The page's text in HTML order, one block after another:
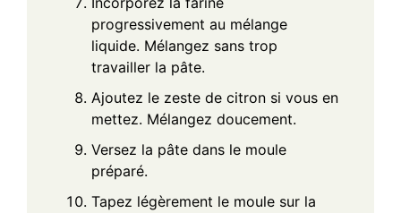
progressivement au mélange
liquide. Mélangez sans trop
travailler la pâte.
Ajoutez le zeste de citron si vous en
mettez. Mélangez doucement.
Versez la pâte dans le moule
préparé.
Tapez légèrement le moule sur la